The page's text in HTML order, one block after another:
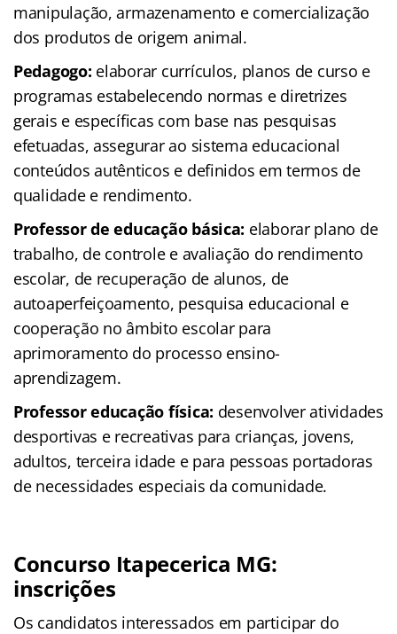
manipulação, armazenamento e comercialização
dos produtos de origem animal.
Pedagogo: elaborar currículos, planos de curso e
programas estabelecendo normas e diretrizes
gerais e específicas com base nas pesquisas
efetuadas, assegurar ao sistema educacional
conteúdos autênticos e definidos em termos de
qualidade e rendimento.
Professor de educação básica: elaborar plano de
trabalho, de controle e avaliação do rendimento
escolar, de recuperação de alunos, de
autoaperfeiçoamento, pesquisa educacional e
cooperação no âmbito escolar para
aprimoramento do processo ensino-
aprendizagem.
Professor educação física: desenvolver atividades
desportivas e recreativas para crianças, jovens,
adultos, terceira idade e para pessoas portadoras
de necessidades especiais da comunidade.
Concurso Itapecerica MG:
inscrições
Os candidatos interessados em participar do